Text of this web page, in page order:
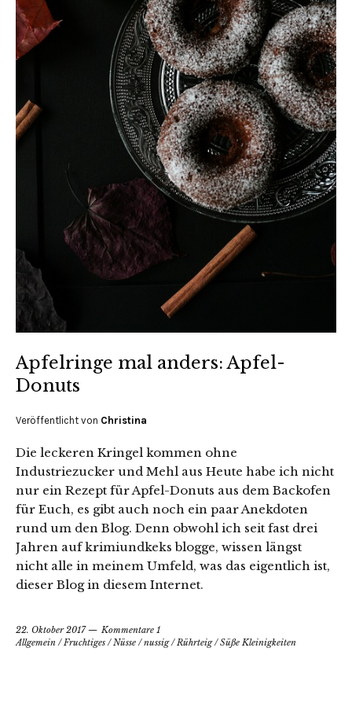
Apfelringe mal anders: Apfel-
Donuts
Veröffentlicht von Christina
Die leckeren Kringel kommen ohne
Industriezucker und Mehl aus Heute habe ich nicht
nur ein Rezept für Apfel-Donuts aus dem Backofen
für Euch, es gibt auch noch ein paar Anekdoten
rund um den Blog. Denn obwohl ich seit fast drei
Jahren auf krimiundkeks blogge, wissen längst
nicht alle in meinem Umfeld, was das eigentlich ist,
dieser Blog in diesem Internet.
22. Oktober 2017
Kommentare 1
Allgemein / Fruchtiges / Nüsse /nussig/ Rührteig/Süße Kleinigkeiten